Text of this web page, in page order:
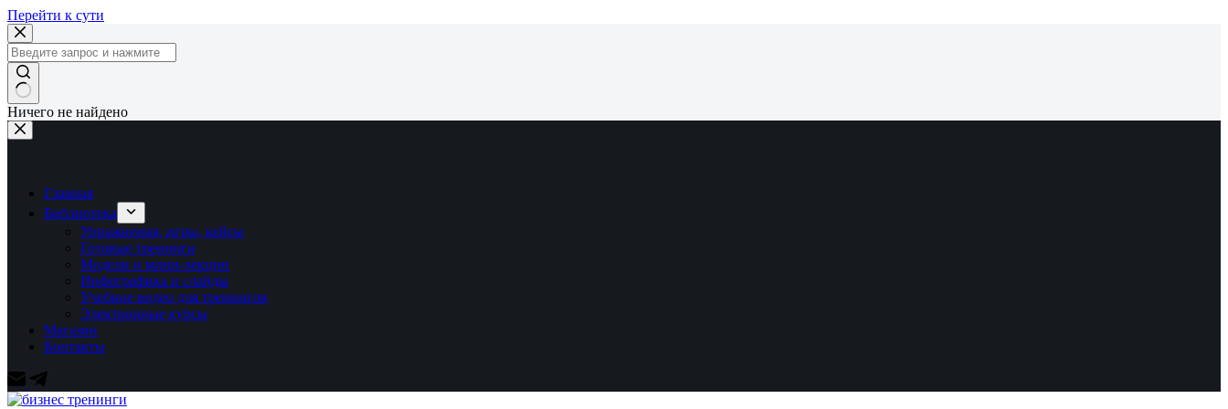
Перейти к сути
Ничего не найдено
Главная
Библиотека
Упражнения, игры, кейсы
Готовые тренинги
Модели и мини-лекции
Инфографика и слайды
Учебное видео для тренингов
Электронные курсы
Магазин
Контакты